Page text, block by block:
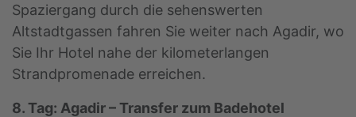
Spaziergang durch die sehenswerten
Altstadtgassen fahren Sie weiter nach Agadir, wo
Sie Ihr Hotel nahe der kilometerlangen
Strandpromenade erreichen.
8. Tag: Agadir – Transfer zum Badehotel